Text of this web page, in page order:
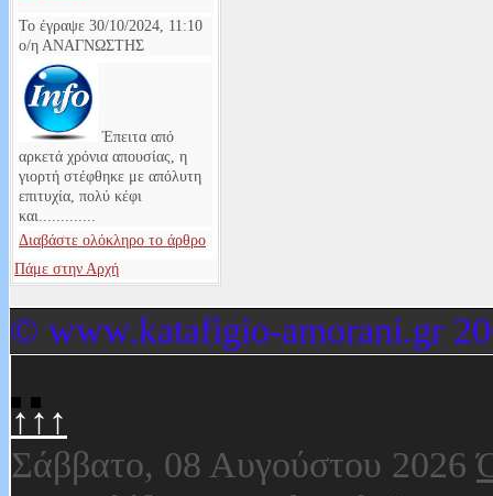
Το έγραψε 30/10/2024, 11:10
ο/η ΑΝΑΓΝΩΣΤΗΣ
Έπειτα από
αρκετά χρόνια απουσίας, η
γιορτή στέφθηκε με απόλυτη
επιτυχία, πολύ κέφι
και.............
Διαβάστε ολόκληρο το άρθρο
Πάμε στην Αρχή
© www.katafigio-amorani.gr
↑↑↑
Σάββατο, 08 Αυγούστου 2026